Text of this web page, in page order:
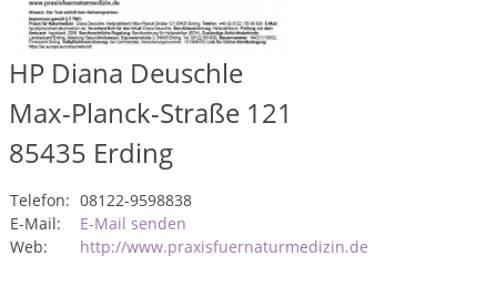
HP Diana Deuschle
Max-Planck-Straße 121
85435 Erding
Telefon: 08122-9598838
E-Mail:
E-Mail senden
Web:
http://www.praxisfuernaturmedizin.de